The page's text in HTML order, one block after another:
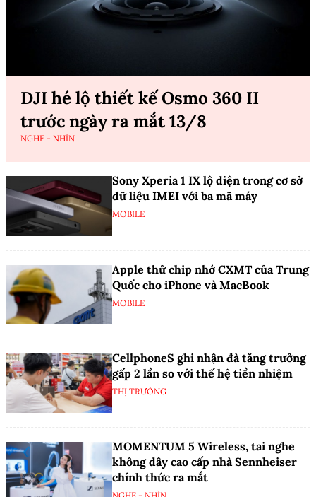
DJI hé lộ thiết kế Osmo 360 II
trước ngày ra mắt 13/8
NGHE - NHÌN
Sony Xperia 1 IX lộ diện trong cơ sở
dữ liệu IMEI với ba mã máy
MOBILE
Apple thử chip nhớ CXMT của Trung
Quốc cho iPhone và MacBook
MOBILE
CellphoneS ghi nhận đà tăng trưởng
gấp 2 lần so với thế hệ tiền nhiệm
THỊ TRƯỜNG
MOMENTUM 5 Wireless, tai nghe
không dây cao cấp nhà Sennheiser
chính thức ra mắt